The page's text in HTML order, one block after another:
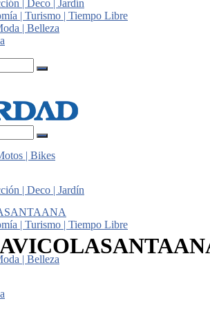
| Bikes
| Deco | Jardín
| Turismo | Tiempo Libre
| Belleza
| Deco | Jardín
| Turismo | Tiempo Libre
| Belleza